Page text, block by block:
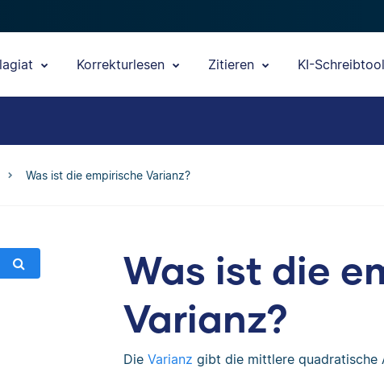
Korrekturlesen Zitieren KI-
Was ist die empirische Varianz?
Was ist die
Varianz?
Die Varianz gibt die mittlere quadratische